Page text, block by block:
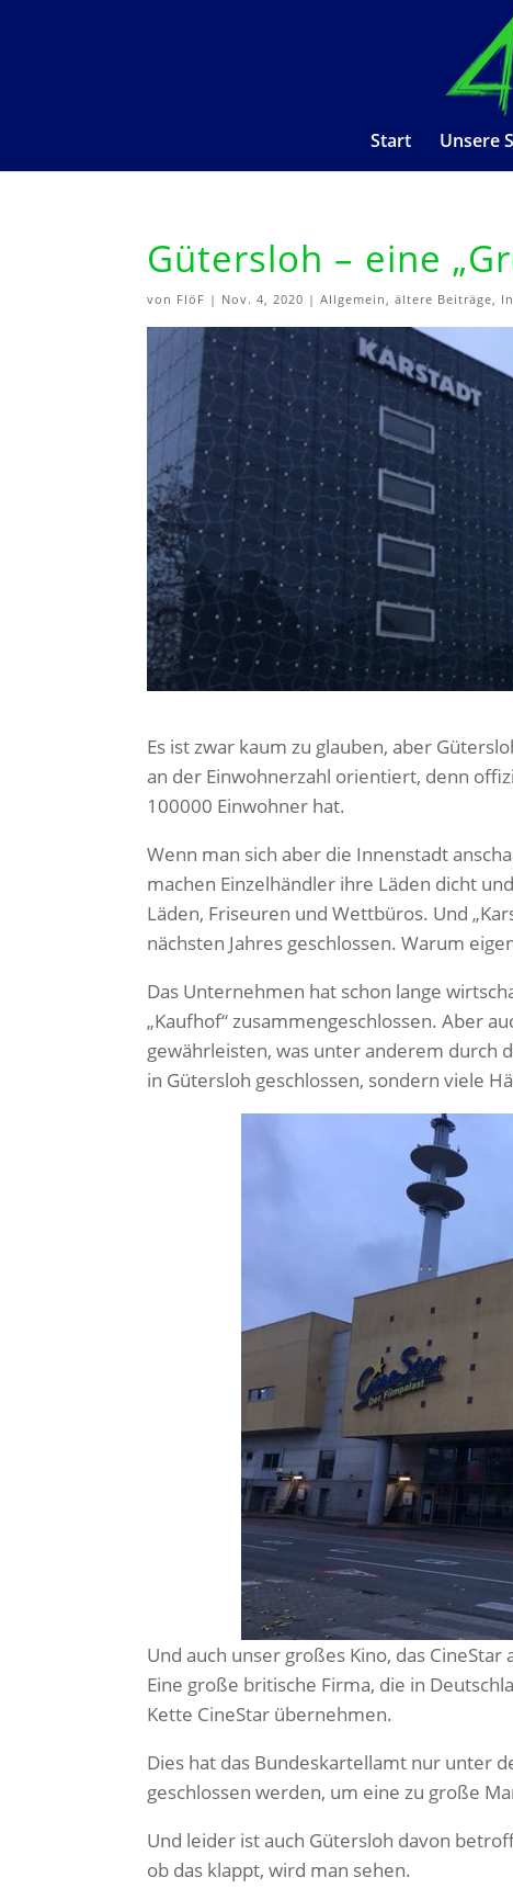
Start Unsere
Gütersloh – eine
von FlöF | Nov. 4, 2020 |Allgemein,ältere Beiträge,
Es ist zwar kaum zu glauben, aber
an der Einwohnerzahl orientiert, denn
100000 Einwohner hat.
Wenn man sich aber die Innenstadt
machen Einzelhändler ihre Läden dicht
Läden, Friseuren und Wettbüros. Und
nächsten Jahres geschlossen. Warum
Das Unternehmen hat schon lange
„Kaufhof“ zusammengeschlossen. Aber
gewährleisten, was unter anderem durch
in Gütersloh geschlossen, sondern viele
Und auch unser großes Kino, das
Eine große britische Firma, die in
Kette CineStar übernehmen.
Dies hat das Bundeskartellamt nur unter
geschlossen werden, um eine zu große
Und leider ist auch Gütersloh davon
ob das klappt, wird man sehen.